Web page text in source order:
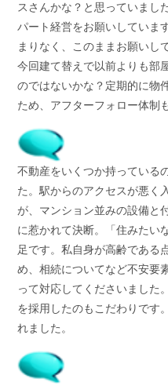
スさんかな？と思っていまし
パート経営をお願いしていま
まりなく、このままお願いし
今回建て替えで以前よりも部
のではないかな？定期的に物
ため、アフターフォロー体制
不動産をいくつか持っている
た。駅からのアクセスが悪く
が、マンション並みの設備と
に惹かれて決断。「住みたい
足です。私自身が高齢である
め、相続についてなど不安要
って対応してくださいました
を採用したのもこだわりです
れました。